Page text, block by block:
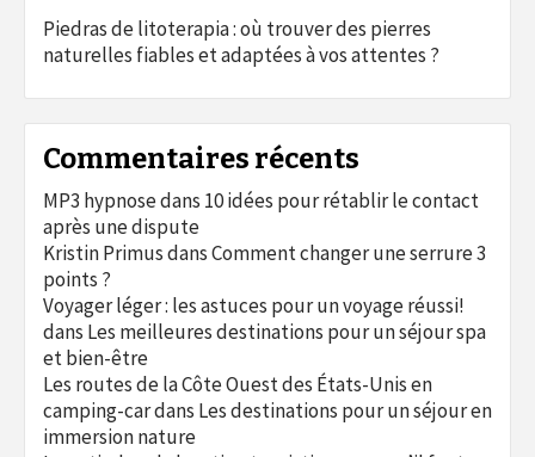
Piedras de litoterapia : où trouver des pierres
naturelles fiables et adaptées à vos attentes ?
Commentaires récents
MP3 hypnosedans 10 idées pour rétablir le contact
après une dispute
Kristin PrimusdansComment changer une serrure 3
points ?
Voyager léger : les astuces pour un voyage réussi!
dans Les meilleures destinations pour un séjour spa
et bien-être
Les routes de la Côte Ouest des États-Unis en
camping-cardans Les destinations pour un séjour en
immersion nature